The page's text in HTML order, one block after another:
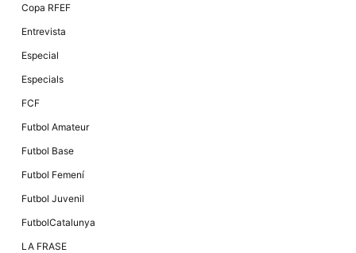
Copa RFEF
Entrevista
Especial
Especials
FCF
Futbol Amateur
Futbol Base
Futbol Femení
Futbol Juvenil
FutbolCatalunya
LA FRASE